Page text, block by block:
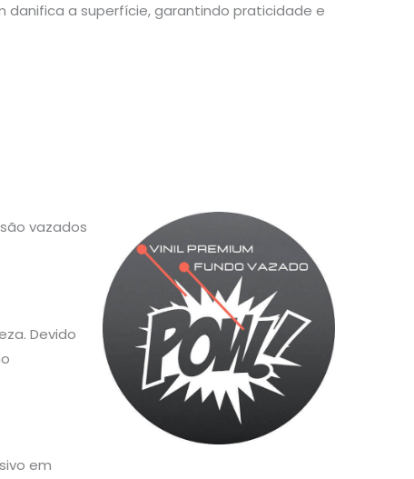
danifica a superfície, garantindo praticidade e
vazados
Devido
em